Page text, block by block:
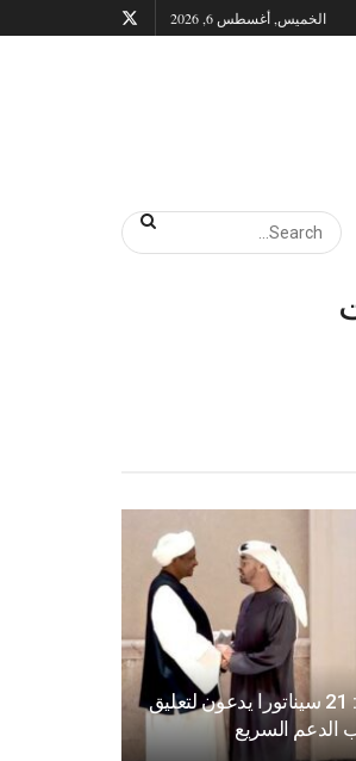
الخميس, أغسطس 6, 2026
رسالة عاجلة لـ روبيو: 21 سيناتورا يدعون لتعليق
الدعم السريع